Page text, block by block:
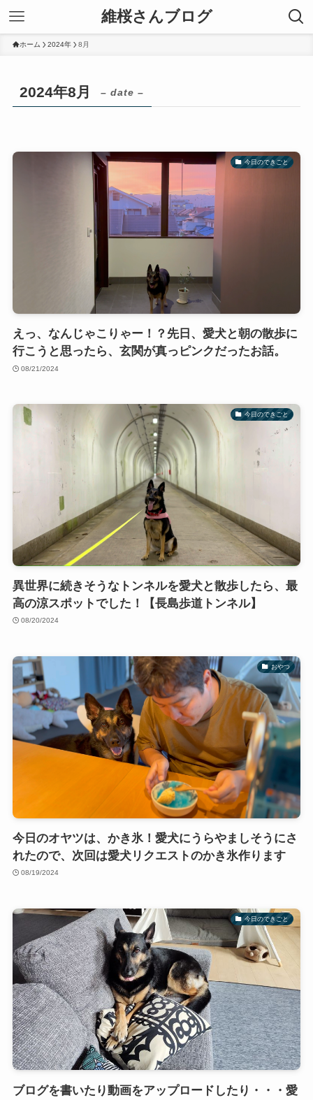
維桜さんブログ
ホーム 2024年 8月
2024年8月 – date –
今日のできごと
えっ、なんじゃこりゃー！？先日、愛犬と朝の散歩に
行こうと思ったら、玄関が真っピンクだったお話。
08/21/2024
今日のできごと
異世界に続きそうなトンネルを愛犬と散歩したら、最
高の涼スポットでした！【長島歩道トンネル】
08/20/2024
おやつ
今日のオヤツは、かき氷！愛犬にうらやましそうにさ
れたので、次回は愛犬リクエストのかき氷作ります
08/19/2024
今日のできごと
ブログを書いたり動画をアップロードしたり・・・愛